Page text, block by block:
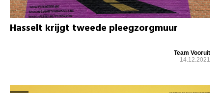
Hasselt krijgt tweede pleegzorgmuur
Team Vooruit
14.12.2021